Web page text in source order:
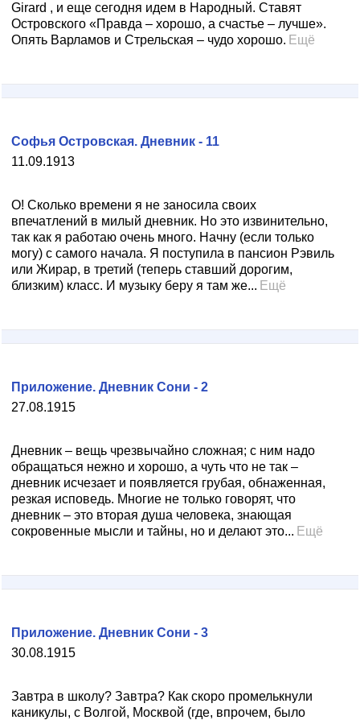
Girard , и еще сегодня идем в Народный. Ставят
Островского «Правда – хорошо, а счастье – лучше».
Опять Варламов и Стрельская – чудо хорошо. Ещё
11.09.1913
Софья Островская. Дневник - 11
О! Сколько времени я не заносила своих
впечатлений в милый дневник. Но это извинительно,
так как я работаю очень много. Начну (если только
могу) с самого начала. Я поступила в пансион Рэвиль
или Жирар, в третий (теперь ставший дорогим,
близким) класс. И музыку беру я там же... Ещё
27.08.1915
Приложение. Дневник Сони - 2
Дневник – вещь чрезвычайно сложная; с ним надо
обращаться нежно и хорошо, а чуть что не так –
дневник исчезает и появляется грубая, обнаженная,
резкая исповедь. Многие не только говорят, что
дневник – это вторая душа человека, знающая
сокровенные мысли и тайны, но и делают это... Ещё
30.08.1915
Приложение. Дневник Сони - 3
Завтра в школу? Завтра? Как скоро промелькнули
каникулы, с Волгой, Москвой (где, впрочем, было